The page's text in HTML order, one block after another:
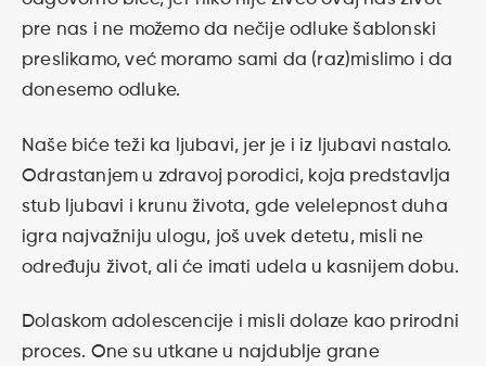
pre nas i ne možemo da nečije odluke šablonski
preslikamo, već moramo sami da (raz)mislimo i da
donesemo odluke.
Naše biće teži ka ljubavi, jer je i iz ljubavi nastalo.
Odrastanjem u zdravoj porodici, koja predstavlja
stub ljubavi i krunu života, gde velelepnost duha
igra najvažniju ulogu, još uvek detetu, misli ne
određuju život, ali će imati udela u kasnijem dobu.
Dolaskom adolescencije i misli dolaze kao prirodni
proces. One su utkane u najdublje grane